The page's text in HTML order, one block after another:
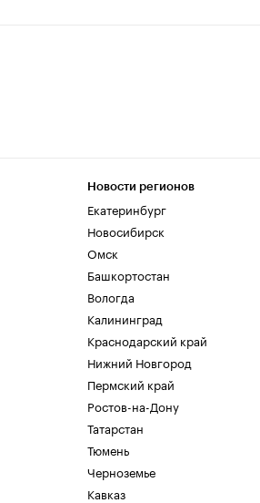
Новости регионов
Екатеринбург
Новосибирск
Омск
Башкортостан
Вологда
Калининград
Краснодарский край
Нижний Новгород
Пермский край
Ростов-на-Дону
Татарстан
Тюмень
Черноземье
Кавказ